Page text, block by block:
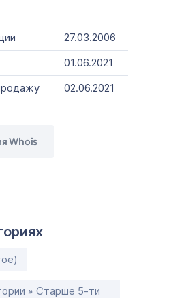
27.03.2006
01.06.2021
02.06.2021
Whois
» Старше 5-ти